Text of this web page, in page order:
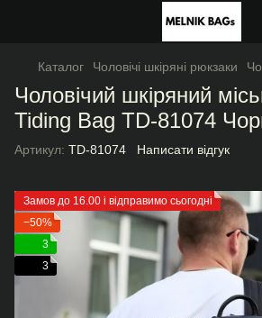
Каталог Чоловічі шкіряні рюкзаки
Чоловічий шкіряний
Tiding Bag TD-81074
Артикул: TD-81074 Написати відгук
Замов до 16.00 і відправимо сьогодні
−50%
3
3